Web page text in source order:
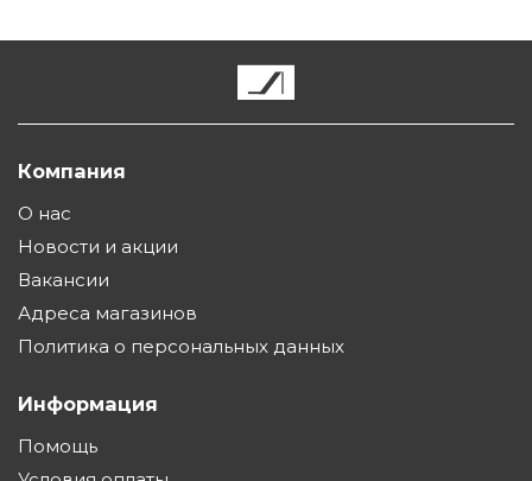
Компания
О нас
Новости и акции
Вакансии
Адреса магазинов
Политика о персональных данных
Информация
Помощь